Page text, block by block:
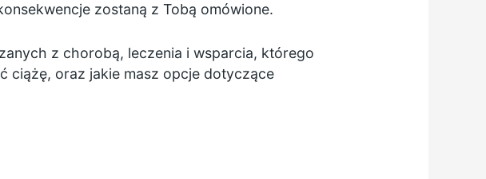
zostaną z Tobą omówione.
z chorobą, leczenia i wsparcia, którego
ciążę, oraz jakie masz opcje dotyczące